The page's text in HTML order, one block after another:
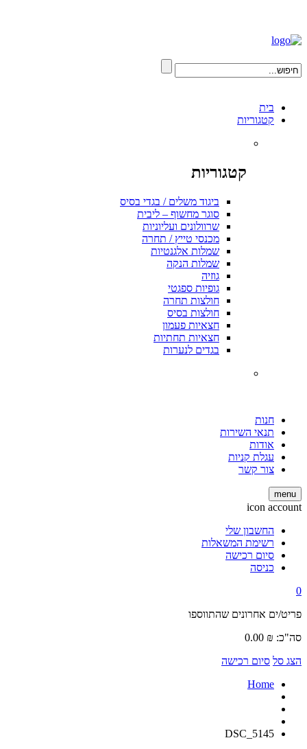
בית
קטגוריות
קטגוריות
ביגוד משלים / בגדי בסיס
סוגר מחשוף – ליבית
שרוולונים ועליוניות
מכנסי טייץ / תחרה
שמלות אלגנטיות
שמלות הנקה
גוזיה
גופיות ספגטי
חולצות תחרה
חולצות בסיס
חצאיות פעמון
חצאיות תחתיות
בגדים לנערות
חנות
תנאי השירות
אודות
עגלת קניות
צור קשר
menu
icon account
החשבון שלי
רשימת המשאלות
סיום רכישה
כניסה
0
פריט/ים אחרונים שהתווספו
סה"כ:
0.00 ₪
הצג סל סיום רכישה
Home
DSC_5145